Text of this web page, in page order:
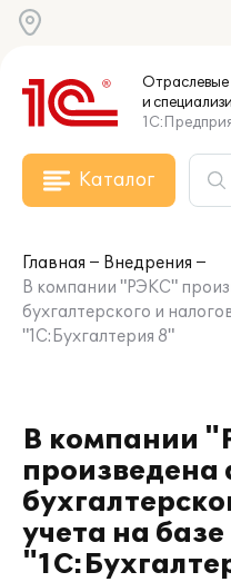
Отраслевые
и
Каталог
Главная
Внедрения
В компании "РЭКС"
бухгалтерского и
"1С:Бухгалтерия 8"
В компании
произведена
учета на